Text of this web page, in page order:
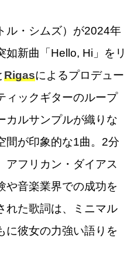
ル・シムズ）が2024年
如新曲「Hello, Hi」をリ
Rigasによるプロデュー
ィックギターのループ
カルサンプルが織りな
間が印象的な1曲。2分
アフリカン・ダイアス
や音楽業界での成功を
れた歌詞は、ミニマル
に彼女の力強い語りを